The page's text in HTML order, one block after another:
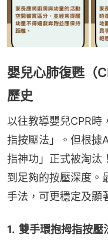
嬰兒心肺復甦（
歷史
以往教導嬰兒CPR時
指按壓法」。但根據
指神功」正式被淘汰
到足夠的按壓深度。
手法，可更穩定及顯
1.  雙手環抱拇指按壓